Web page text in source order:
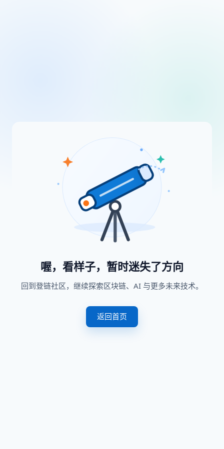
喔，看样子，暂时迷失了方向
回到登链社区，继续探索区块链、AI 与更多未来技术。
返回首页